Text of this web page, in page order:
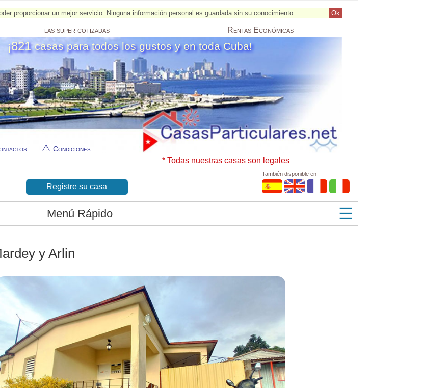
Ok
proporcionar un mejor servicio. Ninguna información personal es guardada sin su conocimiento.
las super cotizadas Rentas Económicas
* Todas nuestras casas son legales
¡821casas para todos los gustos y en toda Cuba!
Condiciones
Registre su casa
También disponible en
Menú Rápido ☰
y Arlin